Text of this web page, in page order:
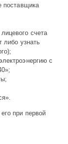
поставщика
счета
либо узнать
с
при первой